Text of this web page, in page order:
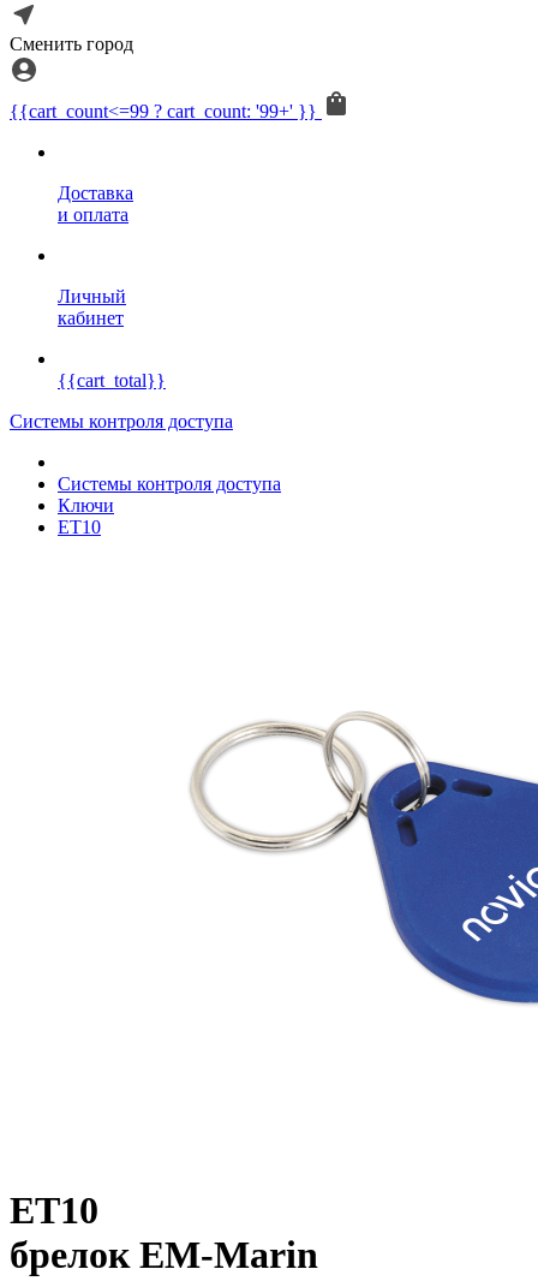
Сменить город
{{cart_count<=99 ? cart_count: '99+' }}
Доставка
и оплата
Личный
кабинет
{{cart_total}}
Системы контроля доступа
Системы контроля доступа
Ключи
ET10
ET10
брелок EM-Marin